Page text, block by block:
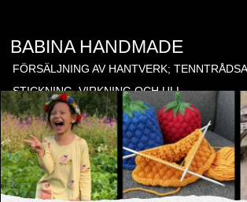
TILL FÖRSÄLJNING
BLOGG
GÄSTBOK
KONTAKT
BABINA HANDMADE
FÖRSÄLJNING AV HANTVERK;
STICKNING, VIRKNING OCH ULL